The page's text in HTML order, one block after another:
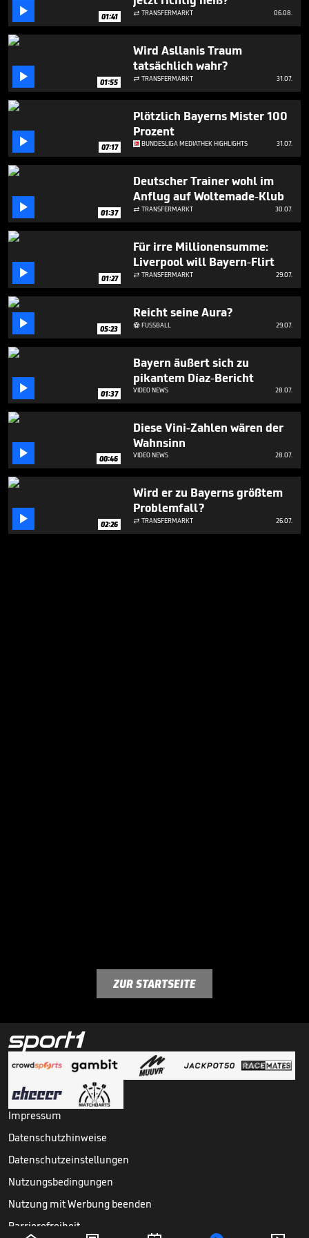
minute,
seconds
 01:41  TRANSFERMARKT 06.08.
 01:55
Wird Asllanis Traum
tatsächlich wahr?
 TRANSFERMARKT 31.07.
 07:17
Plötzlich Bayerns Mister 100
Prozent
BUNDESLIGA MEDIATHEK HIGHLIGHTS 31.07.
 01:37
Deutscher Trainer wohl im
Anflug auf Woltemade-Klub
 TRANSFERMARKT 30.07.
 01:27
Für irre Millionensumme:
Liverpool will Bayern-Flirt
 TRANSFERMARKT 29.07.
 05:23
Reicht seine Aura?
FUSSBALL 29.07.
 01:37
Bayern äußert sich zu
pikantem Díaz-Bericht
VIDEO NEWS 28.07.
 00:46
Diese Vini-Zahlen wären der
Wahnsinn
VIDEO NEWS 28.07.
 02:26
Wird er zu Bayerns größtem
Problemfall?
 TRANSFERMARKT 26.07.
ZUR STARTSEITE
Impressum
Datenschutzhinweise
Datenschutzeinstellungen
Nutzungsbedingungen
Nutzung mit Werbung beenden
Barrierefreiheit